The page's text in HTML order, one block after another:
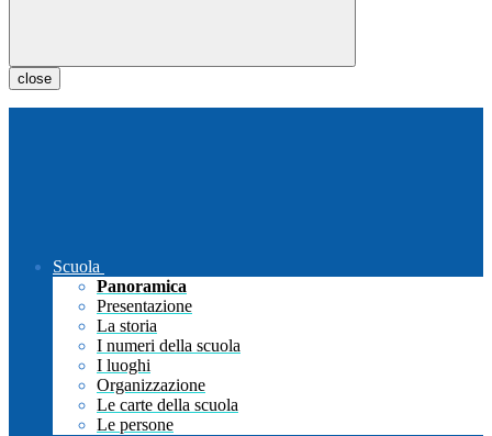
close
Scuola
Panoramica
Presentazione
La storia
I numeri della scuola
I luoghi
Organizzazione
Le carte della scuola
Le persone